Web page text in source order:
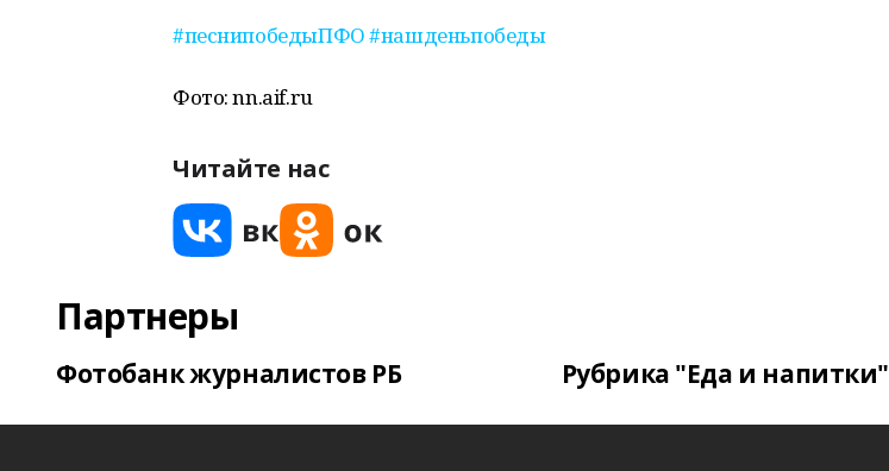
#песнипобедыПФО#нашденьпобеды
Фото: nn.aif.ru
Читайте нас
Партнеры
Фотобанк журналистов РБ Рубрика "Еда и напитки"